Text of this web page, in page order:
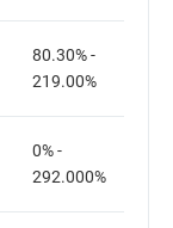
80.30% -
219.00%
0% -
292.000%